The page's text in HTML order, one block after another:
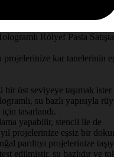
Rölyef Pasta
projelerinize kar tanelerinin
üst seviyeye taşımak ister
su bazlı yapısıyla
tasarlandı.
yapabilir, stencil ile de
projelerinize eşsiz bir
parıltıyı projelerinize
edilmiştir, su bazlıdır ve